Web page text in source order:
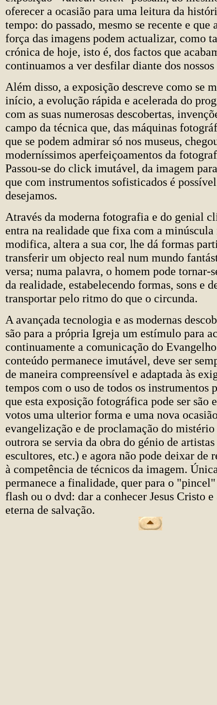
oferecer a ocasião para uma leitura da
tempo: do passado, mesmo se recente e que
força das imagens podem actualizar, como
crónica de hoje, isto é, dos factos que
continuamos a ver desfilar diante dos
Além disso, a exposição descreve como se
início, a evolução rápida e acelerada do
com as suas numerosas descobertas,
campo da técnica que, das máquinas
que se podem admirar só nos museus,
moderníssimos aperfeiçoamentos da
Passou-se do click imutável, da imagem
que com instrumentos sofisticados é
desejamos.
Através da moderna fotografia e do genial
entra na realidade que fixa com a minúscula
modifica, altera a sua cor, lhe dá formas
transferir um objecto real num mundo
versa; numa palavra, o homem pode tornar-
da realidade, estabelecendo formas, sons e
transportar pelo ritmo do que o circunda.
A avançada tecnologia e as modernas
são para a própria Igreja um estímulo para
continuamente a comunicação do
conteúdo permanece imutável, deve ser
de maneira compreensível e adaptada às
tempos com o uso de todos os instrumentos
que esta exposição fotográfica pode ser são
votos uma ulterior forma e uma nova
evangelização e de proclamação do
outrora se servia da obra do génio de
escultores, etc.) e agora não pode deixar de
à competência de técnicos da imagem.
permanece a finalidade, quer para o
flash ou o dvd: dar a conhecer Jesus Cristo e
eterna de salvação.